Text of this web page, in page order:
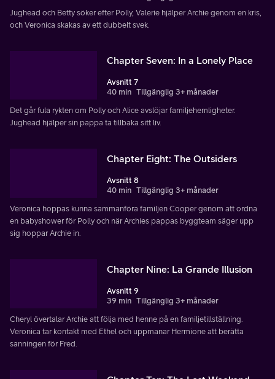
Jughead och Betty söker efter Polly, Valerie hjälper Archie genom en kris,
och Veronica skakas av ett dubbelt svek.
Chapter Seven: In a Lonely Place
Avsnitt 7
40 min Tillgänglig 3+ månader
Det går fula rykten om Polly och Alice avslöjar familjehemligheter.
Jughead hjälper sin pappa ta tillbaka sitt liv.
Chapter Eight: The Outsiders
Avsnitt 8
40 min Tillgänglig 3+ månader
Veronica hoppas kunna sammanföra familjen Cooper genom att ordna
en babyshower för Polly och när Archies pappas byggteam säger upp
sig hoppar Archie in.
Chapter Nine: La Grande Illusion
Avsnitt 9
39 min Tillgänglig 3+ månader
Cheryl övertalar Archie att följa med henne på en familjetillställning.
Veronica tar kontakt med Ethel och uppmanar Hermione att berätta
sanningen för Fred.